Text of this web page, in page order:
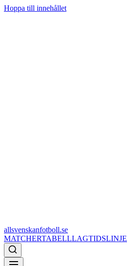
Hoppa till innehållet
allsvenskanfotboll.se
MATCHERTABELLLAGTIDSLINJE